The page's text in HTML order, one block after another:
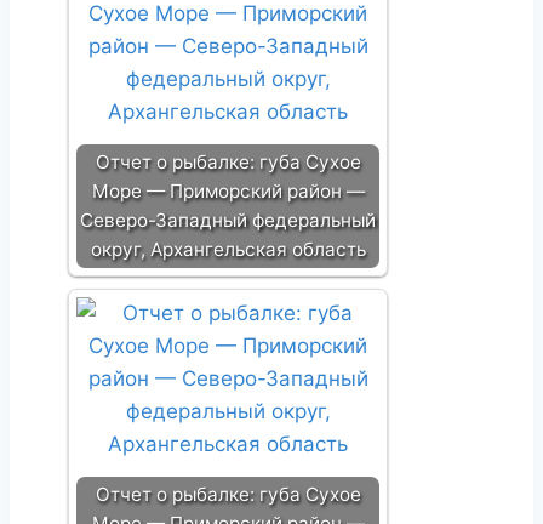
Отчет о рыбалке: губа Сухое
Море — Приморский район —
Северо-Западный федеральный
округ, Архангельская область
Отчет о рыбалке: губа Сухое